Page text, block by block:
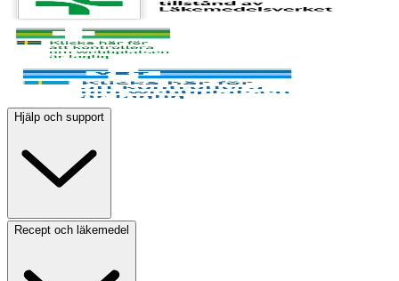
Hjälp och support
Recept och läkemedel